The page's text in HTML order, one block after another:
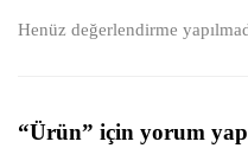
Henüz değerlendirme
“Ürün” için yorum